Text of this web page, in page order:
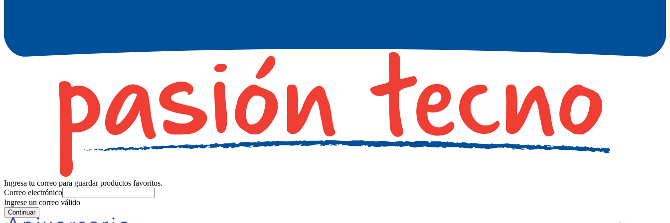
Ingresa tu correo para guardar productos favoritos.
Correo electrónico
Ingrese un correo válido
Continuar